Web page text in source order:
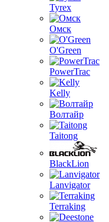
Tyrex
Омск
O'Green
PowerTrac
Kelly
Волтайр
Taitong
BlackLion
Lanvigator
Terraking